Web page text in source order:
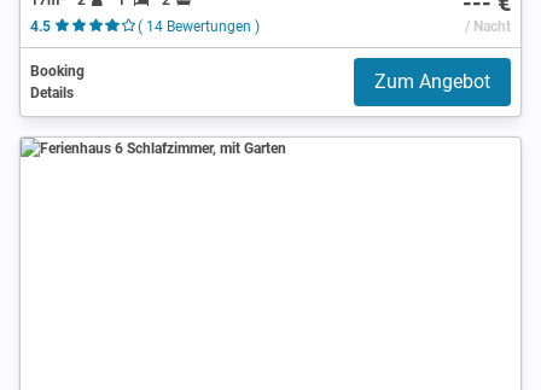
4.5
( 14 Bewertungen ) / Nacht
Booking
Details
Zum Angebot